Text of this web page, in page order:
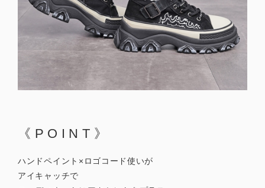
《POINT》
ハンドペイント×ロゴコード使いが
アイキャッチで